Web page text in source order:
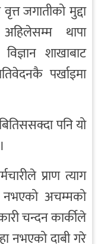
जगातीको मुद्दा
थापा
शाखाबाट
पर्खाइमा
पनि यो
प्राण त्याग
अचम्मको
चन्दन कार्कीले
नभएको दाबी गरे